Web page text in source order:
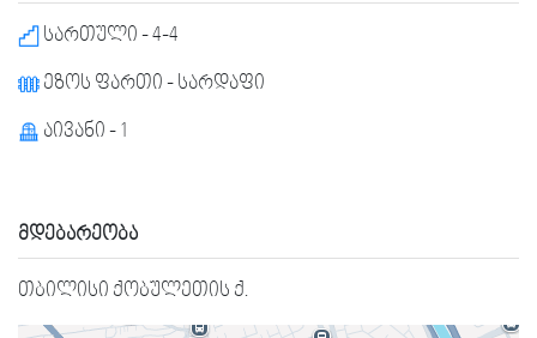
სართული - 4-4
ეზოს ფართი - სარდაფი
აივანი - 1
მდებარეობა
თბილისი ქობულეთის ქ.